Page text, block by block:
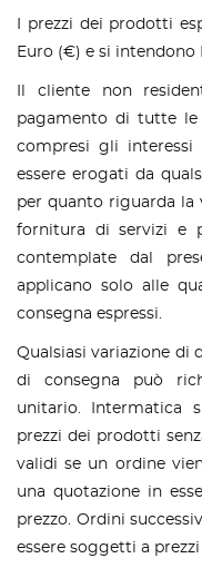
I prezzi dei prodotti
Euro (€) e si intendono
Il cliente non
pagamento di tutte le
compresi gli interessi
essere erogati da
per quanto riguarda la
fornitura di servizi e
contemplate dal
applicano solo alle
consegna espressi.
Qualsiasi variazione di
di consegna può
unitario. Intermatica
prezzi dei prodotti
validi se un ordine
una quotazione in
prezzo. Ordini
essere soggetti a